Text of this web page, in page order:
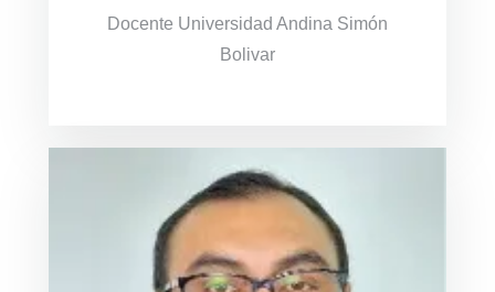
Docente Universidad Andina Simón
Bolivar